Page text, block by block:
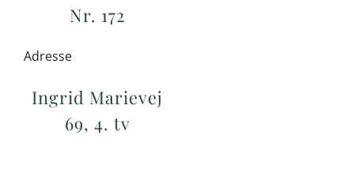
Nr. 172
Adresse
Ingrid Marievej
69, 4. tv